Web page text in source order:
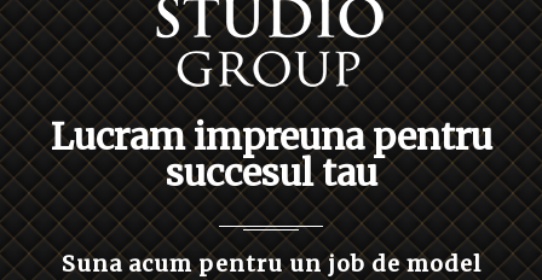
Lucram impreuna pentru
succesul tau
Suna acum pentru un job de model